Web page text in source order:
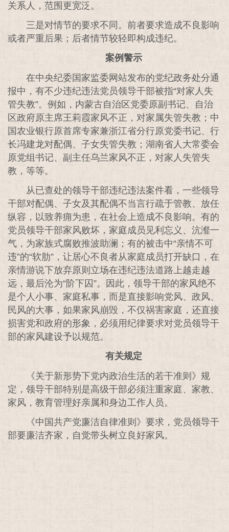
关系人，范围更宽泛。
三是对情节的要求不同。前者要求造成不良影响
或者严重后果；后者情节较轻即构成违纪。
案例警示
在中央纪委国家监委网站发布的党纪政务处分通
报中，有不少违纪违法党员领导干部被指“对家人失
管失教”。例如，内蒙古自治区党委原副书记、自治
区政府原主席王莉霞家风不正，对家属失管失教；中
国农业银行原首席专家兼浙江省分行原党委书记、行
长冯建龙对配偶、子女失管失教；湖南省人大常委会
原党组书记、副主任乌兰家风不正，对家人失管失
教，等等。
从已查处的领导干部违纪违法案件看，一些领导
干部对配偶、子女及其配偶不当言行疏于管教、放任
纵容，以致养痈为患，在社会上造成不良影响。有的
党员领导干部家风败坏，家庭成员见利忘义、沆瀣一
气，为家族式腐败推波助澜；有的被击中“亲情不可
违”的“软肋”，让居心不良者从家庭成员打开缺口，在
亲情游说下放弃原则立场在违纪违法道路上越走越
远，最后沦为“阶下囚”。因此，领导干部的家风绝不
是个人小事、家庭私事，而是直接影响党风、政风、
民风的大事，如果家风崩毁，不仅祸害家庭，还直接
损害党和政府的形象，必须用纪律要求对党员领导干
部的家风建设予以规范。
有关规定
《关于新形势下党内政治生活的若干准则》规
定，领导干部特别是高级干部必须注重家庭、家教、
家风，教育管理好亲属和身边工作人员。
《中国共产党廉洁自律准则》要求，党员领导干
部要廉洁齐家，自觉带头树立良好家风。